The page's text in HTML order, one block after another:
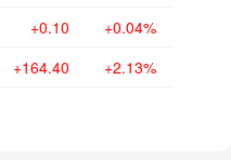
+0.10 +0.04%
+164.40 +2.13%